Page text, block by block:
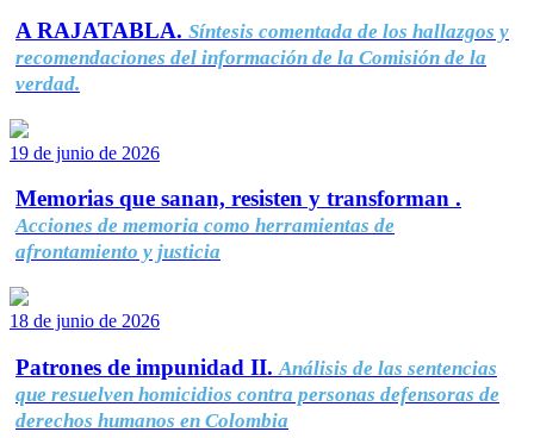
A RAJATABLA. Síntesis comentada de los hallazgos y
recomendaciones del información de la Comisión de la
verdad.
19 de junio de 2026
Memorias que sanan, resisten y transforman .
Acciones de memoria como herramientas de
afrontamiento y justicia
18 de junio de 2026
Patrones de impunidad II. Análisis de las sentencias
que resuelven homicidios contra personas defensoras de
derechos humanos en Colombia